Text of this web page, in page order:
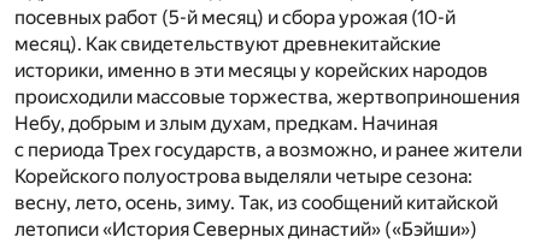
посевных работ (5-й месяц) и сбора урожая (10-й
месяц). Как свидетельствуют древнекитайские
историки, именно в эти месяцы у корейских народов
происходили массовые торжества, жертвоприношения
Небу, добрым и злым духам, предкам. Начиная
с периода Трех государств, а возможно, и ранее жители
Корейского полуострова выделяли четыре сезона:
весну, лето, осень, зиму. Так, из сообщений китайской
летописи «История Северных династий» («Бэйши»)